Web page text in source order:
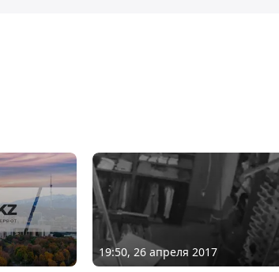
19:50, 26 апреля 2017